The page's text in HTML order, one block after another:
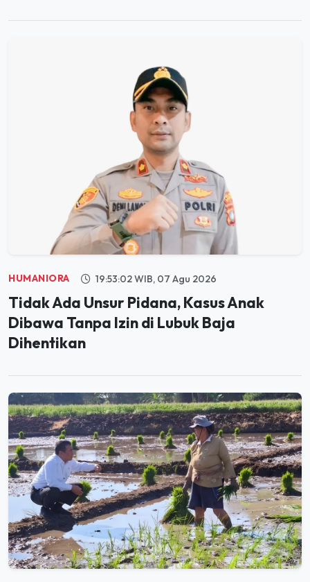
HUMANIORA 19:53:02 WIB, 07 Agu 2026
Tidak Ada Unsur Pidana, Kasus Anak
Dibawa Tanpa Izin di Lubuk Baja
Dihentikan
PANGAN 20:01:36 WIB, 06 Agu 2026